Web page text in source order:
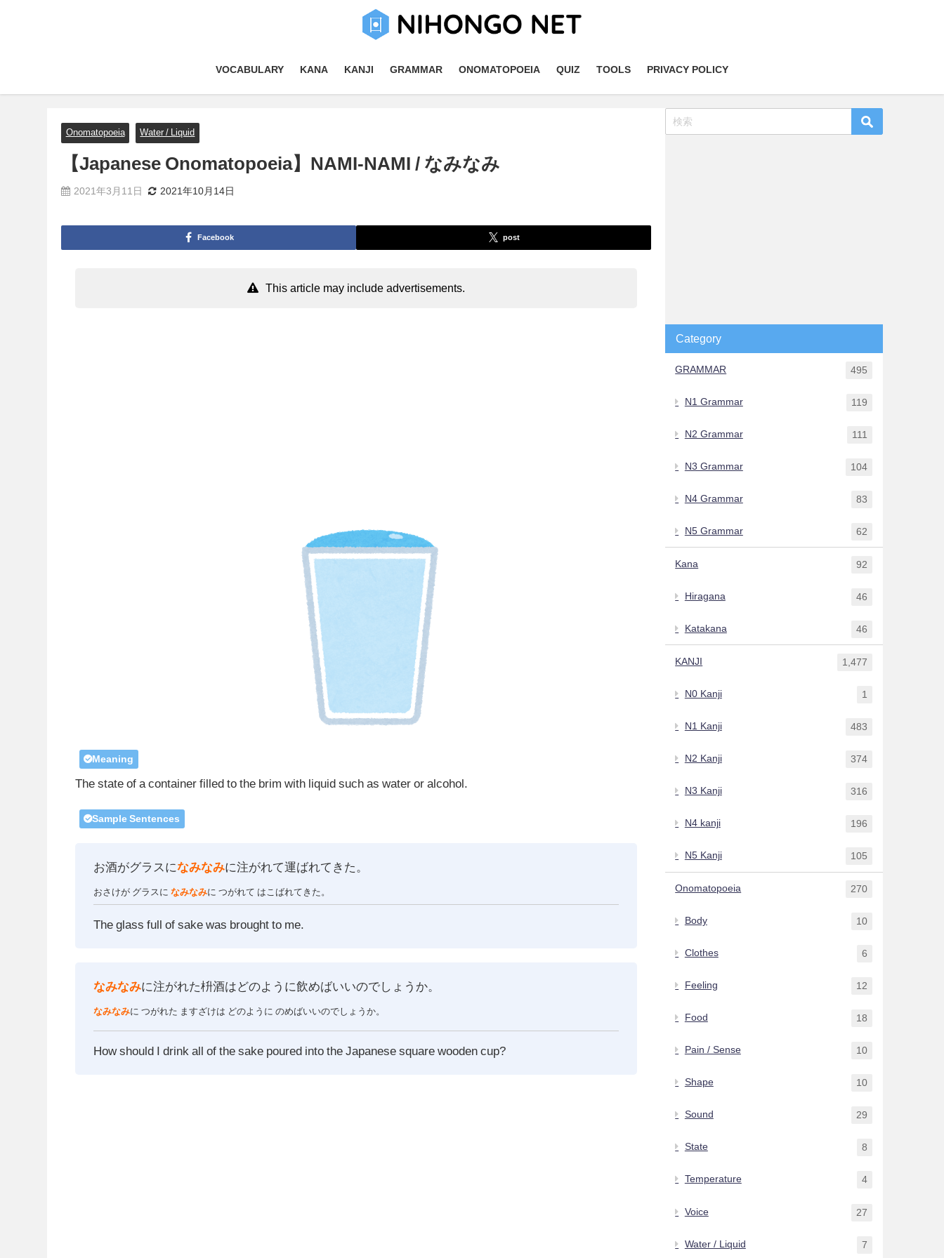
VOCABULARY KANA KANJI GRAMMAR ONOMATOPOEIA QUIZ TOOLS PRIVACY POLICY
Onomatopoeia Water / Liquid
【Japanese Onomatopoeia】NAMI-NAMI / なみなみ
2021年3月11日 2021年10月14日
Facebook post
This article may include advertisements.
Meaning
The state of a container filled to the brim with liquid such as water or alcohol.
Sample Sentences
お酒がグラスになみなみに注がれて運ばれてきた。
おさけが グラスに なみなみに つがれて はこばれてきた。
The glass full of sake was brought to me.
なみなみに注がれた枡酒はどのように飲めばいいのでしょうか。
なみなみに つがれた ますざけは どのように のめばいいのでしょうか。
How should I drink all of the sake poured into the Japanese square wooden cup?
Category
GRAMMAR 495
N1 Grammar 119
N2 Grammar 111
N3 Grammar 104
N4 Grammar 83
N5 Grammar 62
Kana 92
Hiragana 46
Katakana 46
KANJI 1,477
N0 Kanji 1
N1 Kanji 483
N2 Kanji 374
N3 Kanji 316
N4 kanji 196
N5 Kanji 105
Onomatopoeia 270
Body 10
Clothes 6
Feeling 12
Food 18
Pain / Sense 10
Shape 10
Sound 29
State 8
Temperature 4
Voice 27
Water / Liquid 7